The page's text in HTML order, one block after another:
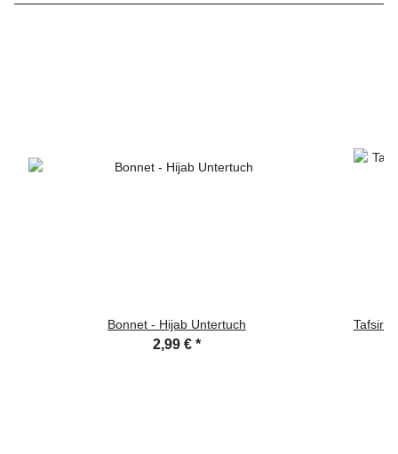
Bonnet - Hijab Untertuch
2,99 € *
Tafsir